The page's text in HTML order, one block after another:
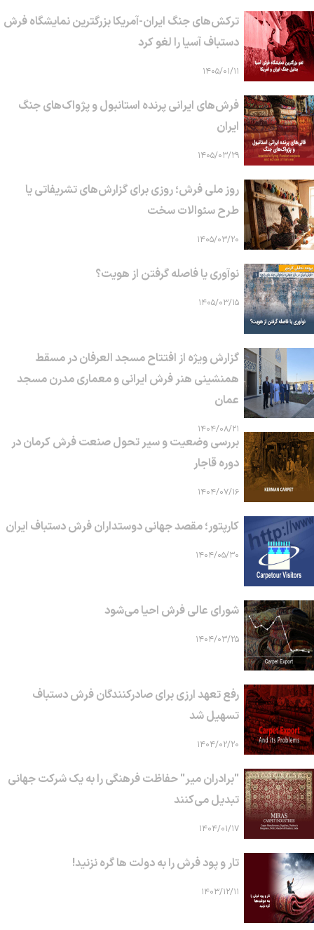
ترکش‌های جنگ ایران-آمریکا بزرگترین نمایشگاه فرش
دستباف آسیا را لغو کرد
۱۴۰۵/۰۱/۱۱
فرش‌های ایرانی پرنده استانبول و پژواک‌های جنگ
ایران
۱۴۰۵/۰۳/۲۹
روز ملی فرش؛ روزی برای گزارش‌های تشریفاتی یا
طرح سئوالات سخت
۱۴۰۵/۰۳/۲۰
نوآوری یا فاصله گرفتن از هویت؟
۱۴۰۵/۰۳/۱۵
گزارش ویژه از افتتاح مسجد العرفان در مسقط
همنشینی هنر فرش ایرانی و معماری مدرن مسجد
عمان
۱۴۰۴/۰۸/۲۱
بررسی وضعیت و سیر تحول صنعت فرش کرمان در
دوره قاجار
۱۴۰۴/۰۷/۱۶
کارپتور؛ مقصد جهانی دوستداران فرش دستباف ایران
۱۴۰۴/۰۵/۳۰
شورای عالی فرش احیا می‌شود
۱۴۰۴/۰۳/۲۵
رفع تعهد ارزی برای صادرکنندگان فرش دستباف
تسهیل شد
۱۴۰۴/۰۲/۲۰
"برادران میر" حفاظت فرهنگی را به یک شرکت جهانی
تبدیل می‌کنند
۱۴۰۴/۰۱/۱۷
تار و پود فرش را به دولت ها گره نزنید!
۱۴۰۳/۱۲/۱۱